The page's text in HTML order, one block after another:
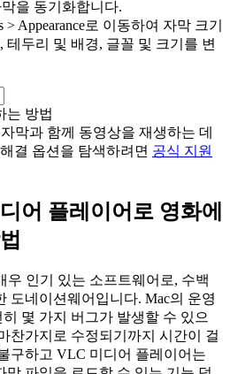
을 동기화합니다.
> Appearance로 이동하여 자막 크기
테두리 및 배경, 글꼴 및 크기를 변
는 방법
자막과 함께 동영상을 재생하는 데
결 옵션을 탐색하려면 공식 지원
어 플레이어로 영화에
인기 있는 소프트웨어로, 수백
도네이션웨어입니다. Mac의 운영
몇 가지 버그가 발생할 수 있으
찬가지로 수정되기까지 시간이 걸
구하고 VLC 미디어 플레이어는